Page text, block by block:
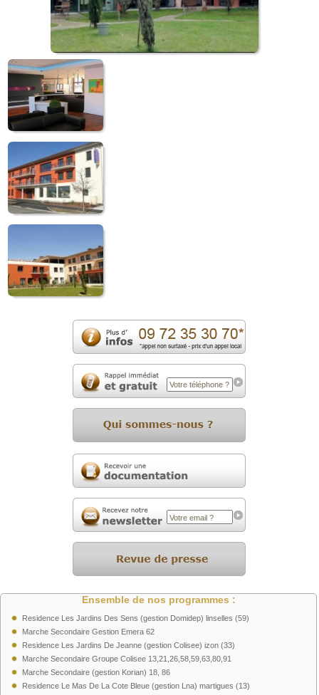
Ensemble de nos programmes :
Residence Les Jardins Des Sens (gestion Domidep) linselles (59)
Marche Secondaire Gestion Emera 62
Residence Les Jardins De Jeanne (gestion Colisee) izon (33)
Marche Secondaire Groupe Colisee 13,21,26,58,59,63,80,91
Marche Secondaire (gestion Korian) 18, 86
Residence Le Mas De La Cote Bleue (gestion Lna) martigues (13)